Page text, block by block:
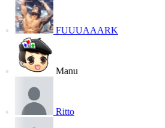
FUUUAAARK
Manu
Ritto